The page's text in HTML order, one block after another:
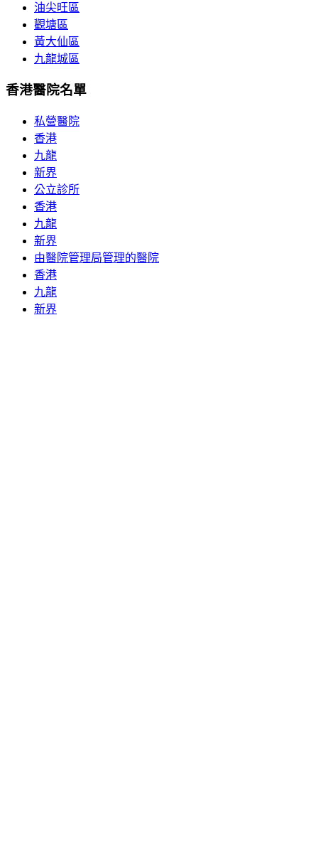
油尖旺區
觀塘區
黃大仙區
九龍城區
香港醫院名單
私營醫院
香港
九龍
新界
公立診所
香港
九龍
新界
由醫院管理局管理的醫院
香港
九龍
新界